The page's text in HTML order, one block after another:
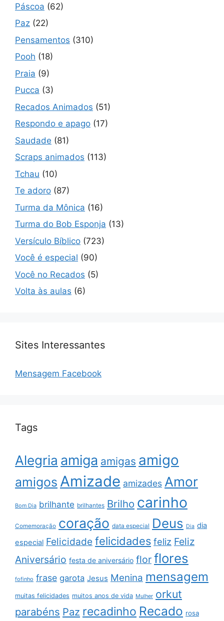
Páscoa (62)
Paz (22)
Pensamentos (310)
Pooh (18)
Praia (9)
Pucca (3)
Recados Animados (51)
Respondo e apago (17)
Saudade (81)
Scraps animados (113)
Tchau (10)
Te adoro (87)
Turma da Mônica (16)
Turma do Bob Esponja (13)
Versículo Bíblico (723)
Você é especial (90)
Você no Recados (5)
Volta às aulas (6)
Sites Interessantes
Mensagem Facebook
Tags
Alegria amiga amigas amigo
amigos Amizade amizades Amor
Bom Dia brilhante brilhantes Brilho carinho
Comemoração coração data especial Deus Dia dia
especial Felicidade felicidades feliz Feliz
Aniversário festa de aniversário flor flores
fofinho frase garota Jesus Menina mensagem
muitas felicidades muitos anos de vida Mulher orkut
parabéns Paz recadinho Recado rosa